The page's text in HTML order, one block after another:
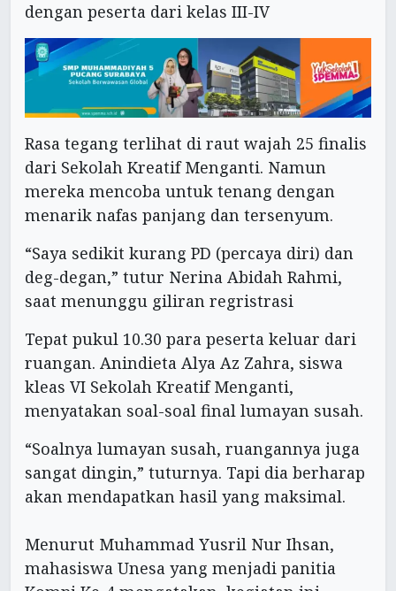
dengan peserta dari kelas III-IV
Rasa tegang terlihat di raut wajah 25 finalis
dari Sekolah Kreatif Menganti. Namun
mereka mencoba untuk tenang dengan
menarik nafas panjang dan tersenyum.
“Saya sedikit kurang PD (percaya diri) dan
deg-degan,” tutur Nerina Abidah Rahmi,
saat menunggu giliran regristrasi
Tepat pukul 10.30 para peserta keluar dari
ruangan. Anindieta Alya Az Zahra, siswa
kleas VI Sekolah Kreatif Menganti,
menyatakan soal-soal final lumayan susah.
“Soalnya lumayan susah, ruangannya juga
sangat dingin,” tuturnya. Tapi dia berharap
akan mendapatkan hasil yang maksimal.
Menurut Muhammad Yusril Nur Ihsan,
mahasiswa Unesa yang menjadi panitia